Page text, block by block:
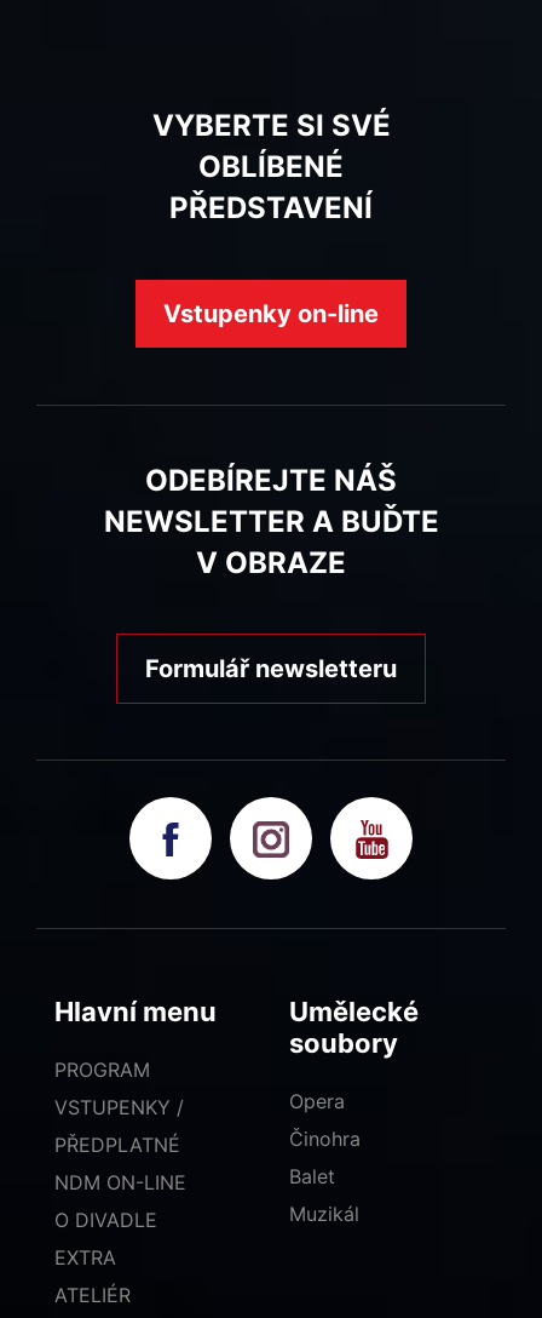
VYBERTE SI SVÉ
OBLÍBENÉ
PŘEDSTAVENÍ
Vstupenky on-line
ODEBÍREJTE NÁŠ
NEWSLETTER A BUĎTE
V OBRAZE
Formulář newsletteru
Hlavní menu
PROGRAM
VSTUPENKY /
PŘEDPLATNÉ
NDM ON-LINE
O DIVADLE
EXTRA
ATELIÉR
Umělecké
soubory
Opera
Činohra
Balet
Muzikál